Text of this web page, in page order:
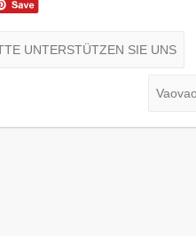
UNTERSTÜTZEN SIE UNS